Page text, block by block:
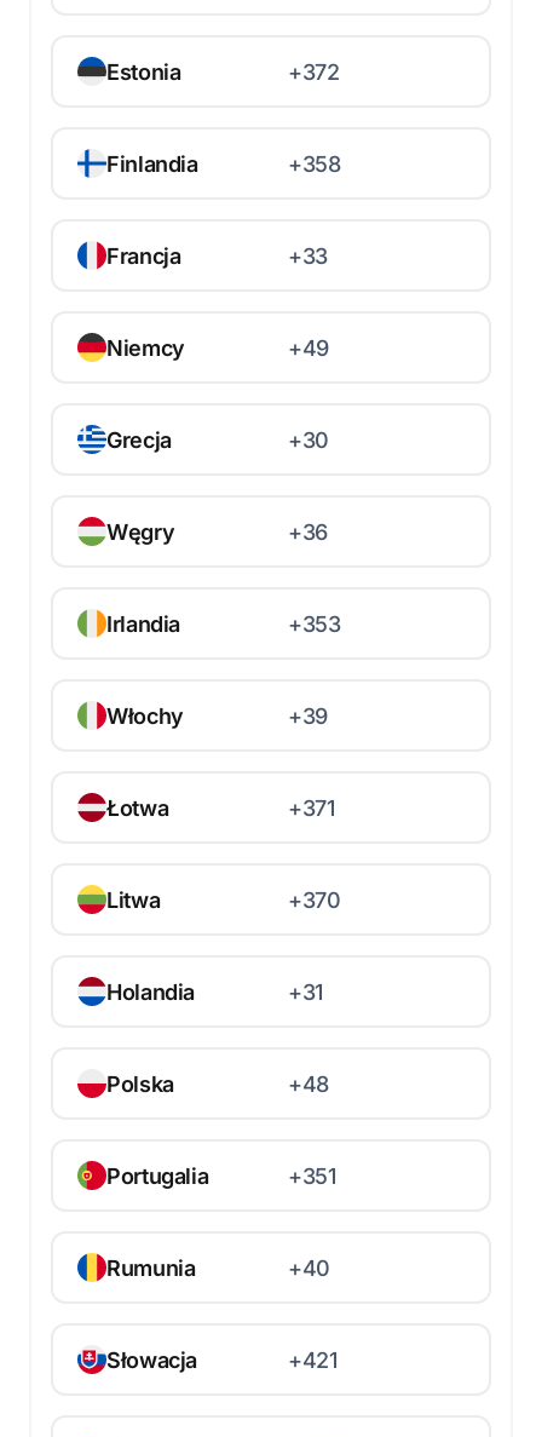
Estonia +372
Finlandia +358
Francja +33
Niemcy +49
Grecja +30
Węgry +36
Irlandia +353
Włochy +39
Łotwa +371
Litwa +370
Holandia +31
Polska +48
Portugalia +351
Rumunia +40
Słowacja +421